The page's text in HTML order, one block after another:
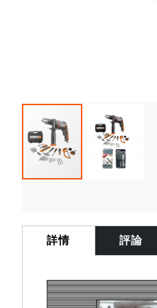
the
beginning
images
詳情 評論